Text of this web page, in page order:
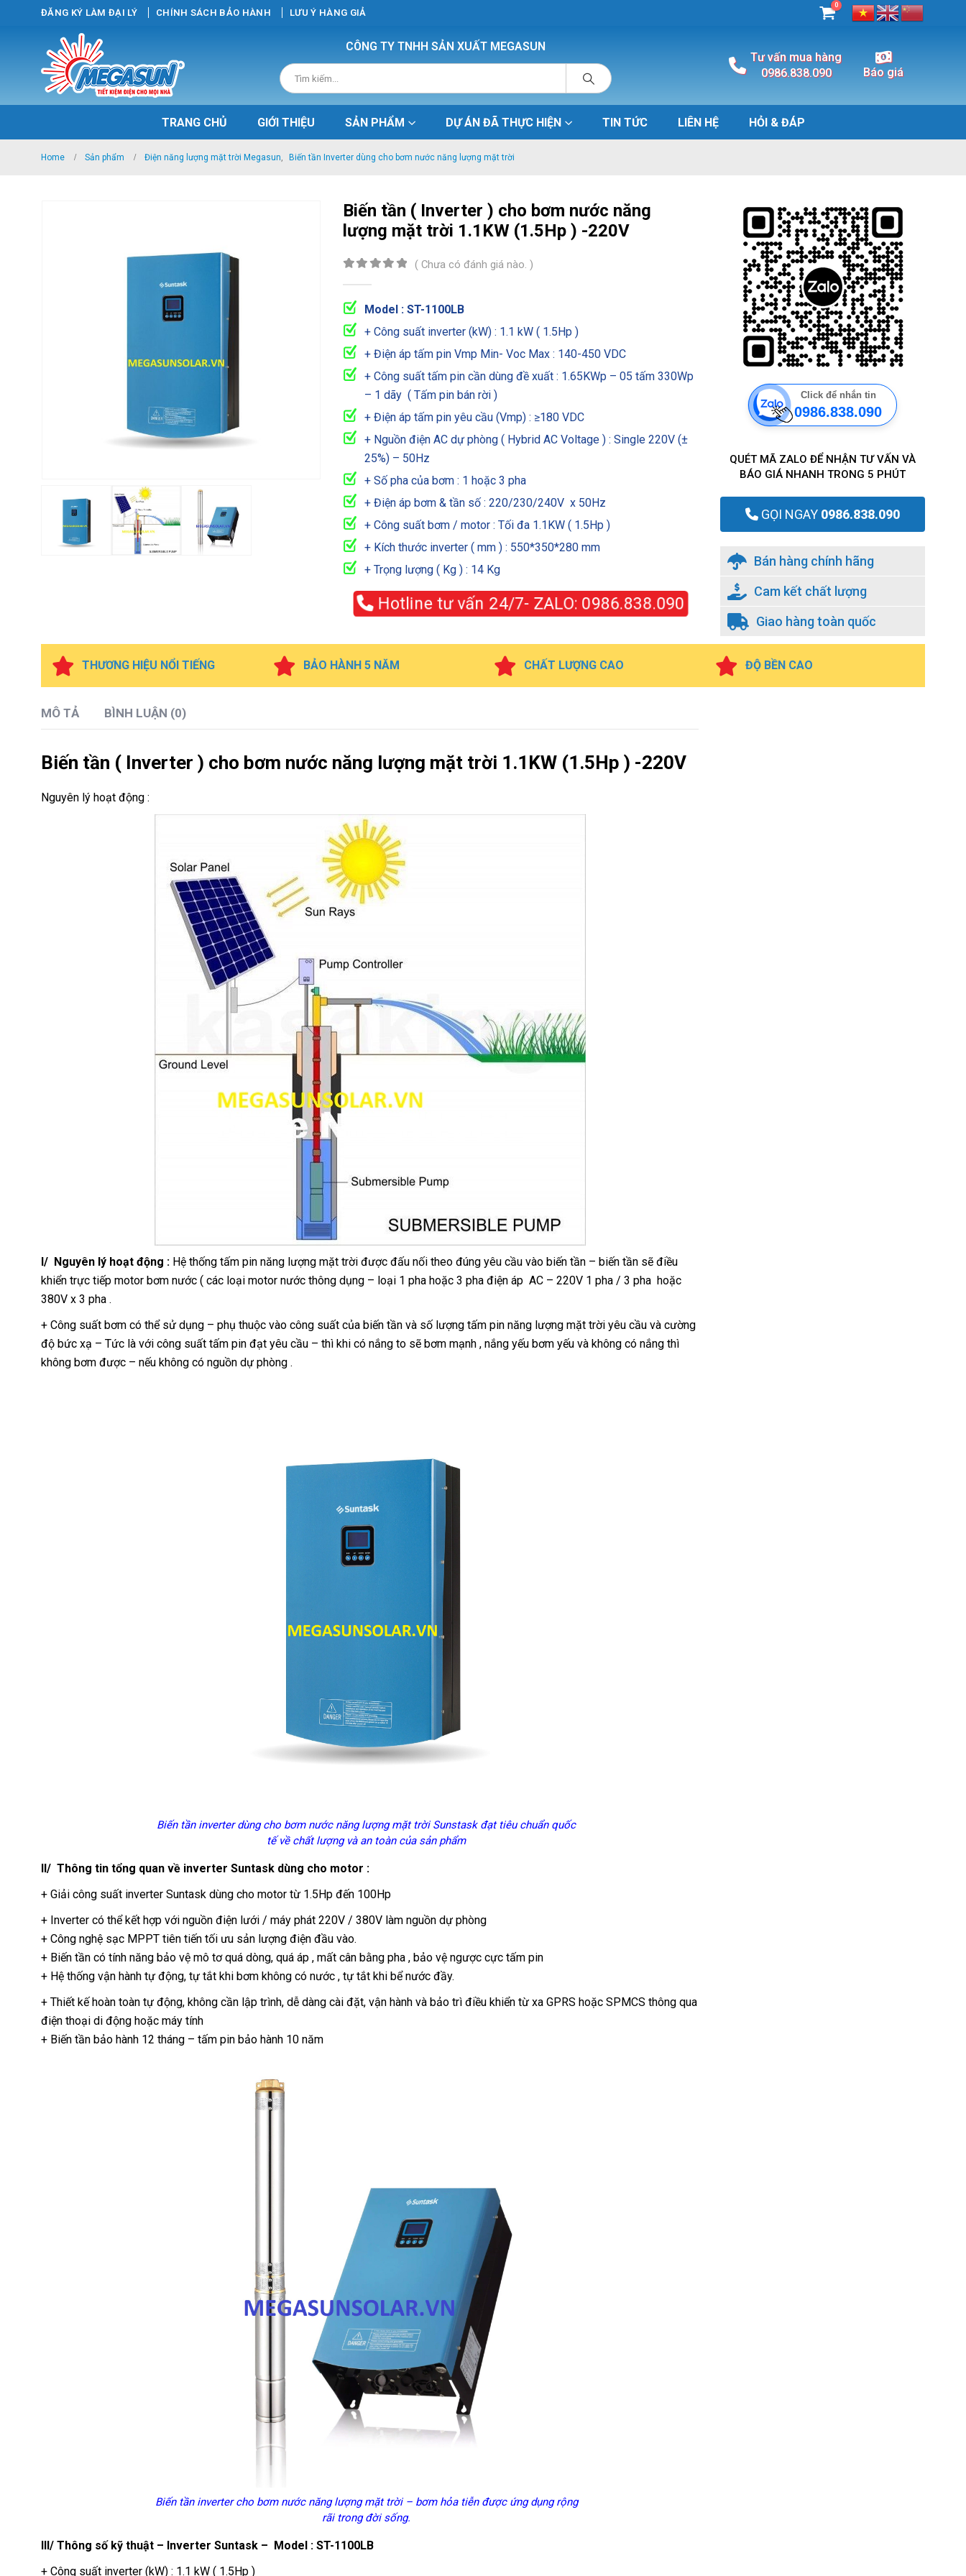
ĐĂNG KÝ LÀM ĐẠI LÝ CHÍNH SÁCH BẢO HÀNH LƯU Ý HÀNG GIẢ
0
CÔNG TY TNHH SẢN XUẤT MEGASUN
Tư vấn mua hàng
0986.838.090
Báo giá
TRANG CHỦ GIỚI THIỆU SẢN PHẨM DỰ ÁN ĐÃ THỰC HIỆN TIN TỨC LIÊN HỆ HỎI & ĐÁP
Home Sản phẩm Điện năng lượng mặt trời Megasun, Biến tần Inverter dùng cho bơm nước năng lượng mặt trời
Biến tần ( Inverter ) cho bơm nước năng
lượng mặt trời 1.1KW (1.5Hp ) -220V
( Chưa có đánh giá nào. )
Model : ST-1100LB
+ Công suất inverter (kW) : 1.1 kW ( 1.5Hp )
+ Điện áp tấm pin Vmp Min- Voc Max : 140-450 VDC
+ Công suất tấm pin cần dùng đề xuất : 1.65KWp – 05 tấm 330Wp
– 1 dãy ( Tấm pin bán rời )
+ Điện áp tấm pin yêu cầu (Vmp) : ≥180 VDC
+ Nguồn điện AC dự phòng ( Hybrid AC Voltage ) : Single 220V (±
25%) – 50Hz
+ Số pha của bơm : 1 hoặc 3 pha
+ Điện áp bơm & tần số : 220/230/240V x 50Hz
+ Công suất bơm / motor : Tối đa 1.1KW ( 1.5Hp )
+ Kích thước inverter ( mm ) : 550*350*280 mm
+ Trọng lượng ( Kg ) : 14 Kg
Hotline tư vấn 24/7- ZALO:0986.838.090
Click để nhắn tin
0986.838.090
QUÉT MÃ ZALO ĐỂ NHẬN TƯ VẤN VÀ
BÁO GIÁ NHANH TRONG 5 PHÚT
GỌI NGAY 0986.838.090
Bán hàng chính hãng
Cam kết chất lượng
Giao hàng toàn quốc
THƯƠNG HIỆU NỔI TIẾNG BẢO HÀNH 5 NĂM CHẤT LƯỢNG CAO ĐỘ BỀN CAO
MÔ TẢ BÌNH LUẬN (0)
Biến tần ( Inverter ) cho bơm nước năng lượng mặt trời 1.1KW (1.5Hp ) -220V
Nguyên lý hoạt động :
I/ Nguyên lý hoạt động : Hệ thống tấm pin năng lượng mặt trời được đấu nối theo đúng yêu cầu vào biến tần – biến tần sẽ điều
khiển trực tiếp motor bơm nước ( các loại motor nước thông dụng – loại 1 pha hoặc 3 pha điện áp AC – 220V 1 pha / 3 pha hoặc
380V x 3 pha .
+ Công suất bơm có thể sử dụng – phụ thuộc vào công suất của biến tần và số lượng tấm pin năng lượng mặt trời yêu cầu và cường
độ bức xạ – Tức là với công suất tấm pin đạt yêu cầu – thì khi có nắng to sẽ bơm mạnh , nắng yếu bơm yếu và không có nắng thì
không bơm được – nếu không có nguồn dự phòng .
Biến tần inverter dùng cho bơm nước năng lượng mặt trời Sunstask đạt tiêu chuẩn quốc
tế về chất lượng và an toàn của sản phẩm
II/ Thông tin tổng quan về inverter Suntask dùng cho motor :
+ Giải công suất inverter Suntask dùng cho motor từ 1.5Hp đến 100Hp
+ Inverter có thể kết hợp với nguồn điện lưới / máy phát 220V / 380V làm nguồn dự phòng
+ Công nghệ sạc MPPT tiên tiến tối ưu sản lượng điện đầu vào.
+ Biến tần có tính năng bảo vệ mô tơ quá dòng, quá áp , mất cân bằng pha , bảo vệ ngược cực tấm pin
+ Hệ thống vận hành tự động, tự tắt khi bơm không có nước , tự tắt khi bể nước đầy.
+ Thiết kế hoàn toàn tự động, không cần lập trình, dễ dàng cài đặt, vận hành và bảo trì điều khiển từ xa GPRS hoặc SPMCS thông qua
điện thoại di động hoặc máy tính
+ Biến tần bảo hành 12 tháng – tấm pin bảo hành 10 năm
Biến tần inverter cho bơm nước năng lượng mặt trời – bơm hỏa tiễn được ứng dụng rộng
rãi trong đời sống.
III/ Thông số kỹ thuật – Inverter Suntask – Model : ST-1100LB
+ Công suất inverter (kW) : 1.1 kW ( 1.5Hp )